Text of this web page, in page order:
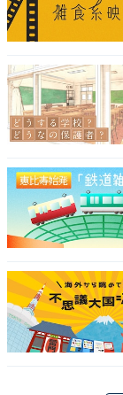
こちらもおすすめ